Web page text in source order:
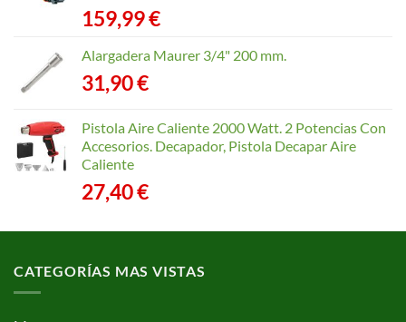
159,99€
Alargadera Maurer 3/4" 200 mm.
31,90€
Pistola Aire Caliente 2000 Watt. 2 Potencias Con
Accesorios. Decapador, Pistola Decapar Aire
Caliente
27,40€
CATEGORÍAS MAS VISTAS